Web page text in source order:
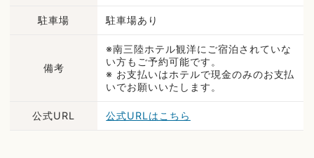
駐車場 駐車場あり
備考
※南三陸ホテル観洋にご宿泊されていな
い方もご予約可能です。
※ お支払いはホテルで現金のみのお支払
いでお願いいたします。
公式URL 公式URLはこちら